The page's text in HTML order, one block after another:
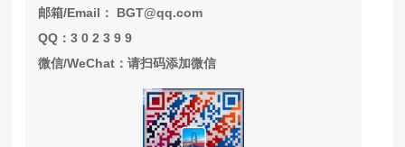
邮箱/Email： BGT@qq.com
QQ：3 0 2 3 9 9
微信/WeChat：请扫码添加微信